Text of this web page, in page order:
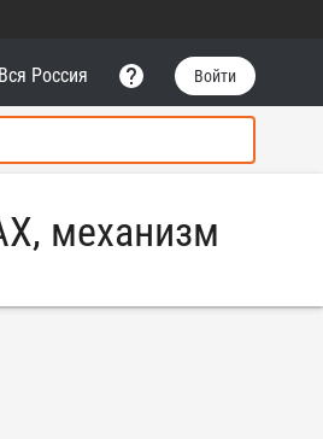
Вся Россия Войти
механизм